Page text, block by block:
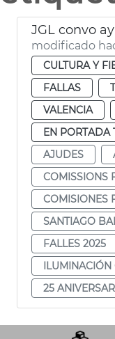
modificado
CULTURA Y
FALLAS
VALENCIA
EN PORTADA
AJUDES
COMISSIONS
COMISIONES
SANTIAGO
FALLES 2025
ILUMINACIÓN
25